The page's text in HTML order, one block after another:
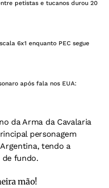
petistas e tucanos durou 20
6x1 enquanto PEC segue
após fala nos EUA:
da Arma da Cavalaria
personagem
tendo a
fundo.
mão!